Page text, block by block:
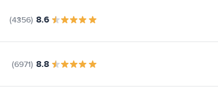
8.6
(4356)
8.8
(6971)